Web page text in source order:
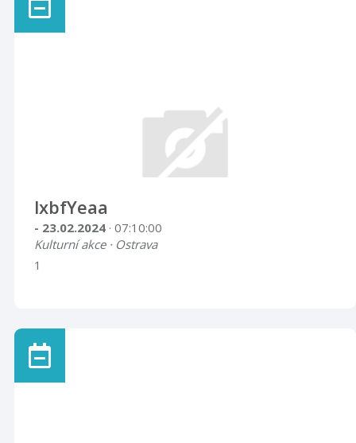
lxbfYeaa
- 23.02.2024 · 07:10:00
Kulturní akce · Ostrava
1